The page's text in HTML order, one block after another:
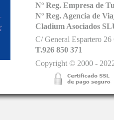
Nº Reg. Empresa de
Nº Reg. Agencia de
Cladium Asociados
C/ General Espartero
T.926 850 371
Copyright © 2000 -